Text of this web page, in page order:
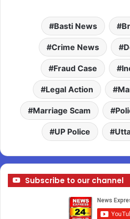
Basti News
Crime News
Fraud Case
Legal Action
Marriage Scam
UP Police
Subscribe to our channel